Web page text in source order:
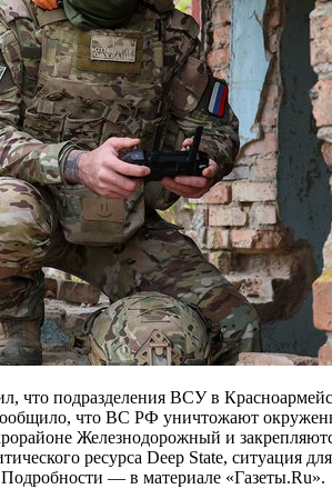
что ВС РФ уничтожают
Железнодорожный и
ресурса Deep State, ситуация
— в материале «Газеты.Ru».